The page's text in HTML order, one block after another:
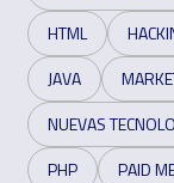
HTML
JAVA
NUEVAS
PHP
PAID